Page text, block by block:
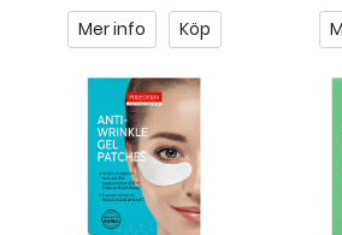
Mer info Köp